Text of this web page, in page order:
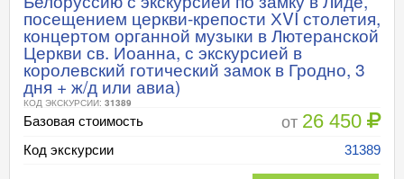
посещением церкви-крепости ХVI столетия,
концертом органной музыки в Лютеранской
Церкви св. Иоанна, с экскурсией в
королевский готический замок в Гродно, 3
дня + ж/д или авиа)
КОД ЭКСКУРСИИ: 31389
Базовая стоимость от 26 450
Код экскурсии 31389